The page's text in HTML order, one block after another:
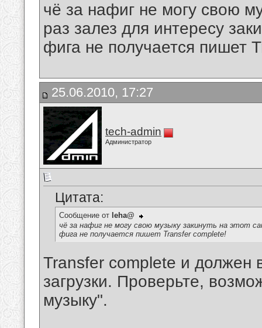
чё за нафиг не могу свою
раз залез для интересу
фига не получается пишет
25.06.2010, 17:27
tech-admin
Администратор
Цитата:
Сообщение от leha@
чё за нафиг не могу свою музыку закинуть на этот
фига не получается пишет Transfer complete!
Transfer complete и должен
загрузки. Проверьте,
музыку".